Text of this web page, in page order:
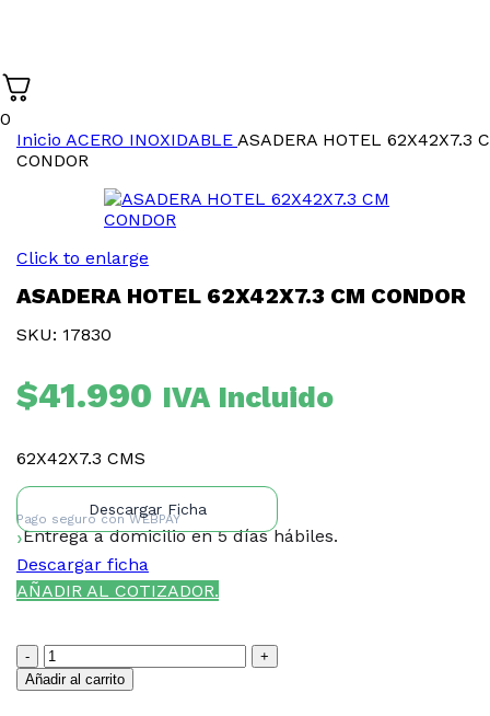
0
Inicio ACERO INOXIDABLE ASADERA HOTEL 62X42X7.3
CONDOR
Click to enlarge
ASADERA HOTEL 62X42X7.3 CM CONDOR
SKU: 17830
$41.990 IVA Incluido
62X42X7.3 CMS
Descargar Ficha
Pago seguro conWEBPAY
Entrega a domicilio en 5 días hábiles.
Descargar ficha
AÑADIR AL COTIZADOR.
ASADERA
HOTEL
62X42X7.3
Añadir al carrito